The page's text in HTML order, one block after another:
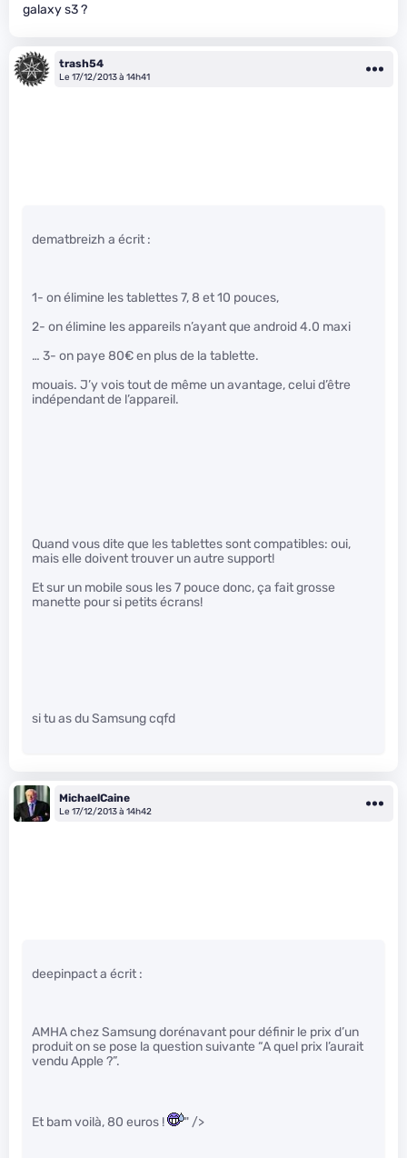
galaxy s3 ?
trash54
Le 17/12/2013 à 14h41
dematbreizh a écrit :
1- on élimine les tablettes 7, 8 et 10 pouces,
2- on élimine les appareils n’ayant que android 4.0 maxi
… 3- on paye 80€ en plus de la tablette.
mouais. J’y vois tout de même un avantage, celui d’être
indépendant de l’appareil.
Quand vous dite que les tablettes sont compatibles: oui,
mais elle doivent trouver un autre support!
Et sur un mobile sous les 7 pouce donc, ça fait grosse
manette pour si petits écrans!
si tu as du Samsung cqfd
MichaelCaine
Le 17/12/2013 à 14h42
deepinpact a écrit :
AMHA chez Samsung dorénavant pour définir le prix d’un
produit on se pose la question suivante “A quel prix l’aurait
vendu Apple ?”.
Et bam voilà, 80 euros ! " />